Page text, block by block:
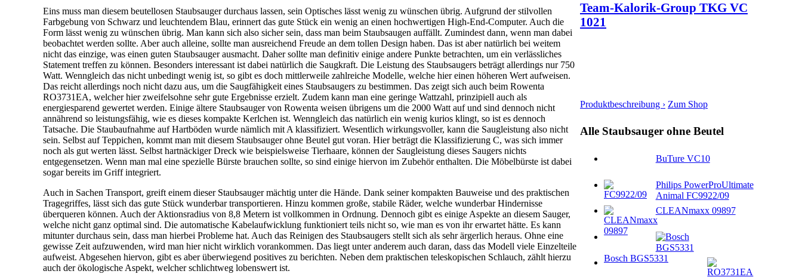
Eins muss man diesem beutellosen Staubsauger durchaus lassen, sein Optisches lässt wenig zu wünschen übrig. Aufgrund der stilvollen
Farbgebung von Schwarz und leuchtendem Blau, erinnert das gute Stück ein wenig an einen hochwertigen High-End-Computer. Auch die
Form lässt wenig zu wünschen übrig. Man kann sich also sicher sein, dass man beim Staubsaugen auffällt. Zumindest dann, wenn man dabei
beobachtet werden sollte. Aber auch alleine, sollte man ausreichend Freude an dem tollen Design haben. Das ist aber natürlich bei weitem
nicht das einzige, was einen guten Staubsauger ausmacht. Daher sollte man definitiv einige andere Punkte betrachten, um ein verlässliches
Statement treffen zu können. Besonders interessant ist dabei natürlich die Saugkraft. Die Leistung des Staubsaugers beträgt allerdings nur 750
Watt. Wenngleich das nicht unbedingt wenig ist, so gibt es doch mittlerweile zahlreiche Modelle, welche hier einen höheren Wert aufweisen.
Das reicht allerdings noch nicht dazu aus, um die Saugfähigkeit eines Staubsaugers zu bestimmen. Das zeigt sich auch beim Rowenta
RO3731EA, welcher hier zweifelsohne sehr gute Ergebnisse erzielt. Zudem kann man eine geringe Wattzahl, prinzipiell auch als
energiesparend gewertet werden. Einige ältere Staubsauger von Rowenta weisen übrigens um die 2000 Watt auf und sind dennoch nicht
annährend so leistungsfähig, wie es dieses kompakte Kerlchen ist. Wenngleich das natürlich ein wenig kurios klingt, so ist es dennoch
Tatsache. Die Staubaufnahme auf Hartböden wurde nämlich mit A klassifiziert. Wesentlich wirkungsvoller, kann die Saugleistung also nicht
sein. Selbst auf Teppichen, kommt man mit diesem Staubsauger ohne Beutel gut voran. Hier beträgt die Klassifizierung C, was sich immer
noch als gut werten lässt. Selbst hartnäckiger Dreck wie beispielsweise Tierhaare, können der Saugleistung dieses Saugers nichts
entgegensetzen. Wenn man mal eine spezielle Bürste brauchen sollte, so sind einige hiervon im Zubehör enthalten. Die Möbelbürste ist dabei
sogar bereits im Griff integriert.
Auch in Sachen Transport, greift einem dieser Staubsauger mächtig unter die Hände. Dank seiner kompakten Bauweise und des praktischen
Tragegriffes, lässt sich das gute Stück wunderbar transportieren. Hinzu kommen große, stabile Räder, welche wunderbar Hindernisse
überqueren können. Auch der Aktionsradius von 8,8 Metern ist vollkommen in Ordnung. Dennoch gibt es einige Aspekte an diesem Sauger,
welche nicht ganz optimal sind. Die automatische Kabelaufwicklung funktioniert teils nicht so, wie man es von ihr erwartet hätte. Es kann
mitunter durchaus sein, dass man hierbei Probleme hat. Auch das Reinigen des Staubsaugers stellt sich als sehr ärgerlich heraus. Ohne eine
gewisse Zeit aufzuwenden, wird man hier nicht wirklich vorankommen. Das liegt unter anderem auch daran, dass das Modell viele Einzelteile
aufweist. Abgesehen hiervon, gibt es aber überwiegend positives zu berichten. Neben dem praktischen teleskopischen Schlauch, zählt hierzu
auch der ökologische Aspekt, welcher schlichtweg lobenswert ist.
Team-Kalorik-Group TKG VC
1021
Produktbeschreibung › Zum Shop
Alle Staubsauger ohne Beutel
BuTure VC10
Philips PowerProUltimate
Animal FC9922/09
CLEANmaxx 09897
Bosch BGS5331